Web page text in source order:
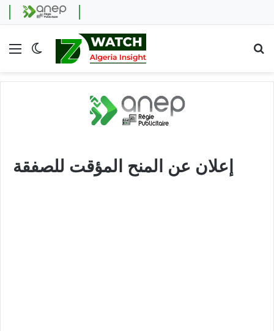
Menu Switch skin
إعلان عن المنح المؤقت للصفقة